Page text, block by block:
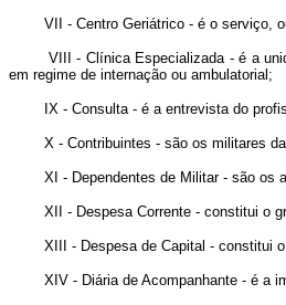
VII - Centro Geriátrico - é o serviço, ou
VIII - Clínica Especializada - é a
em regime de internação ou ambulatorial;
IX - Consulta - é a entrevista do
X - Contribuintes - são os militares da
XI - Dependentes de Militar - são os
XII - Despesa Corrente - constitui o
XIII - Despesa de Capital - constitui o
XIV - Diária de Acompanhante - é a